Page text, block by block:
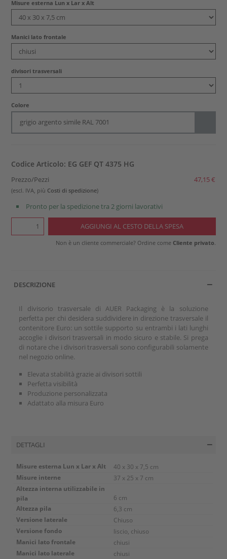
Misure esterna Lun x Lar x Alt
Manici lato frontale
divisori trasversali
Colore
grigio argento simile RAL 7001
Codice Articolo: EG GEF QT 4375 HG
Prezzo/Pezzi 47,15 €
(escl. IVA, più Costi di spedizione)
Pronto per la spedizione tra 2 giorni lavorativi
Non è un cliente commerciale? Ordine come Cliente privato
DESCRIZIONE
Il divisorio trasversale di AUER Packaging è la soluzione
perfetta per chi desidera suddividere in direzione trasversale il
contenitore Euro: un sottile supporto su entrambi i lati lunghi
accoglie i divisori trasversali in modo sicuro e stabile. Si prega
di notare che i divisori trasversali sono configurabili solamente
nel negozio online.
Elevata stabilità grazie ai divisori sottili
Perfetta visibilità
Produzione personalizzata
Adattato alla misura Euro
DETTAGLI
Misure esterna Lun x Lar x Alt 40 x 30 x 7,5 cm
Misure interne 37 x 25 x 7 cm
Altezza interna utilizzabile in
pila
6 cm
Altezza pila 6,3 cm
Versione laterale Chiuso
Versione fondo liscio, chiuso
Manici lato frontale chiusi
Manici lato laterale chiusi